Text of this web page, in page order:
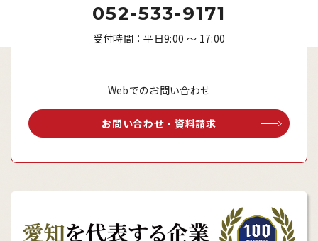
052-533-9171
受付時間：平日9:00 ～ 17:00
Webでのお問い合わせ
お問い合わせ・資料請求